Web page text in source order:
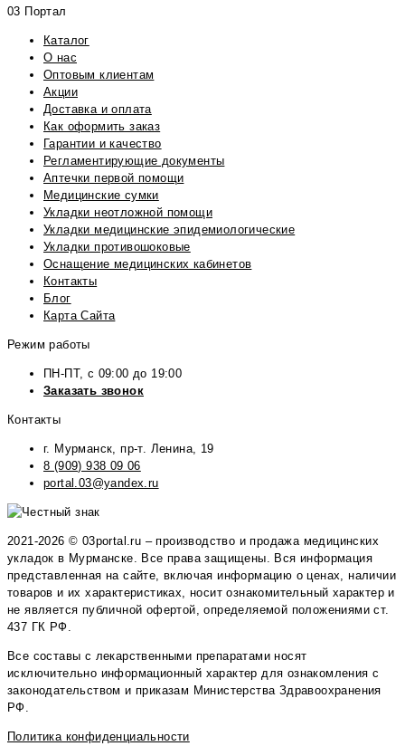
03 Портал
Каталог
О нас
Оптовым клиентам
Акции
Доставка и оплата
Как оформить заказ
Гарантии и качество
Регламентирующие документы
Аптечки первой помощи
Медицинские сумки
Укладки неотложной помощи
Укладки медицинские эпидемиологические
Укладки противошоковые
Оснащение медицинских кабинетов
Контакты
Блог
Карта Сайта
Режим работы
ПН-ПТ, с 09:00 до 19:00
Заказать звонок
Контакты
г. Мурманск, пр-т. Ленина, 19
8 (909) 938 09 06
portal.03@yandex.ru
2021-2026 © 03portal.ru – производство и продажа медицинских
укладок в Мурманске. Все права защищены. Вся информация
представленная на сайте, включая информацию о ценах, наличии
товаров и их характеристиках, носит ознакомительный характер и
не является публичной офертой, определяемой положениями ст.
437 ГК РФ.
Все составы с лекарственными препаратами носят
исключительно информационный характер для ознакомления с
законодательством и приказам Министерства Здравоохранения
РФ.
Политика конфиденциальности